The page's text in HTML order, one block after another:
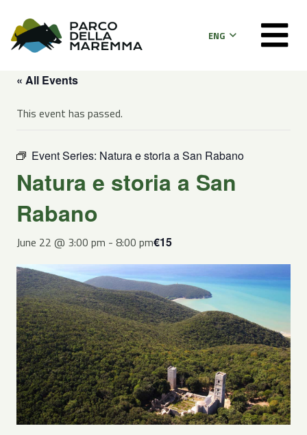
ENG
« All Events
This event has passed.
Event Series: Natura e storia a San Rabano
Natura e storia a San
Rabano
June 22 @ 3:00 pm - 8:00 pm€15